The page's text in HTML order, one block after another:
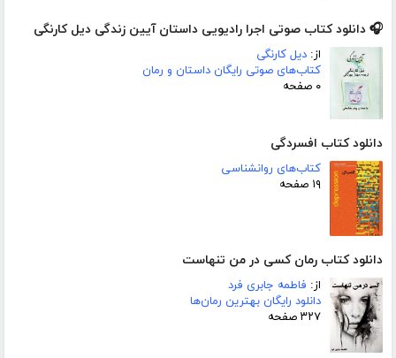
🎧 دانلود کتاب صوتی اجرا رادیویی داستان آیین زندگی دیل کارنگی
از: دیل کارنگی
کتاب‌های صوتی رایگان داستان و رمان
۰ صفحه
دانلود کتاب افسردگی
کتاب‌های روانشناسی
۱۹ صفحه
دانلود کتاب رمان کسی در من تنهاست
از: فاطمه جابری فرد
دانلود رایگان بهترین رمان‌ها
۳۲۷ صفحه